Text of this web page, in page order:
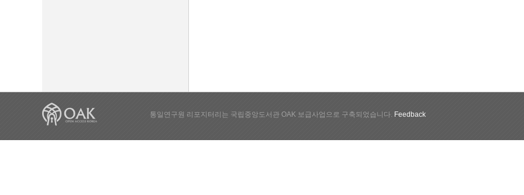
통일연구원 리포지터리는 국립중앙도서관 OAK 보급사업으로 구축되었습니다. Feedback